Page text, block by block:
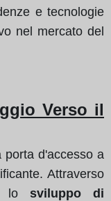
e tecnologie
nel mercato del
Verso il
porta d'accesso a
Attraverso
lo sviluppo di